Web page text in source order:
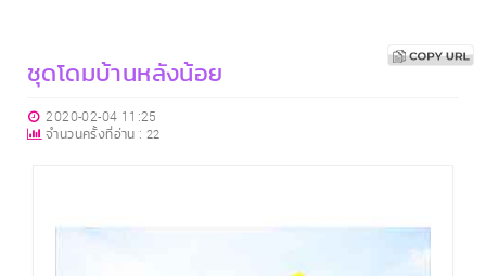
ชุดโดมบ้านหลังน้อย
2020-02-04 11:25
จำนวนครั้งที่อ่าน : 22